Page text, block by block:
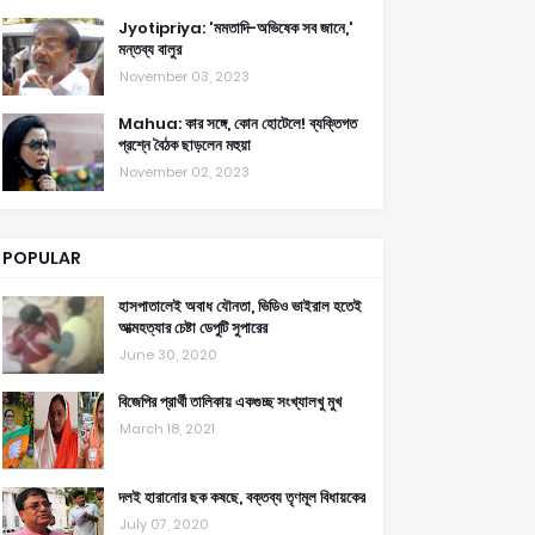
Jyotipriya: 'মমতাদি-অভিষেক সব জানে,'
মন্তব্য বালুর
November 03, 2023
Mahua: কার সঙ্গে, কোন হোটেলে! ব্যক্তিগত
প্রশ্নে বৈঠক ছাড়লেন মহুয়া
November 02, 2023
POPULAR
হাসপাতালেই অবাধ যৌনতা, ভিডিও ভাইরাল হতেই
আত্মহত্যার চেষ্টা ডেপুটি সুপারের
June 30, 2020
বিজেপির প্রার্থী তালিকায় একগুচ্ছ সংখ্যালখু মুখ
March 18, 2021
দলই হারানোর ছক কষছে, বক্তব্য তৃণমূল বিধায়কের
July 07, 2020